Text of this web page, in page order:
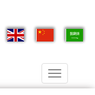
Toggle
navigation